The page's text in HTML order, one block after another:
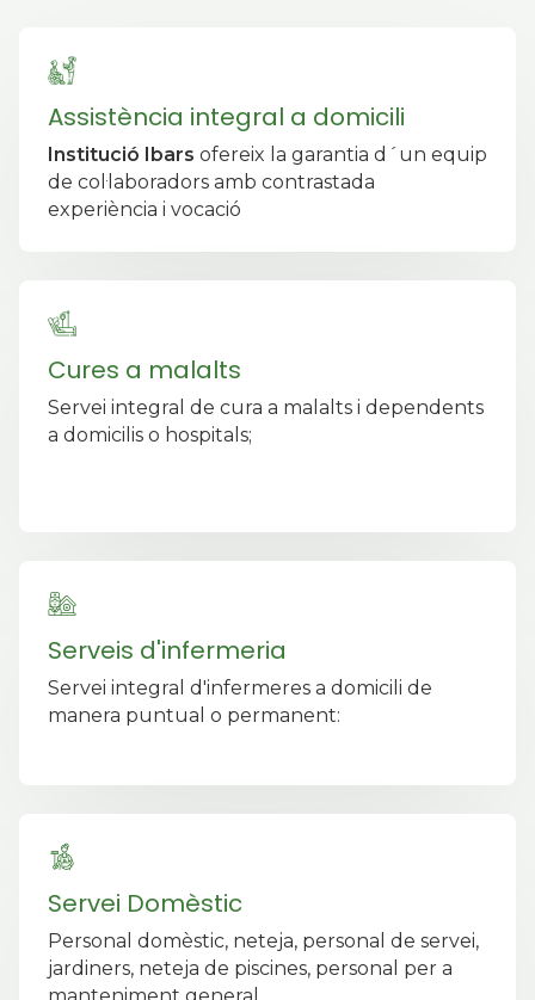
Assistència integral a domicili
Institució Ibars ofereix la garantia d´un equip
de col·laboradors amb contrastada
experiència i vocació
Cures a malalts
Servei integral de cura a malalts i dependents
a domicilis o hospitals;
Serveis d'infermeria
Servei integral d'infermeres a domicili de
manera puntual o permanent:
Servei Domèstic
Personal domèstic, neteja, personal de servei,
jardiners, neteja de piscines, personal per a